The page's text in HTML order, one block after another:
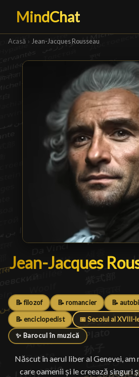
MindChat
Acasă › Jean-Jacques Rousseau
Jean-Jacques
Jean-Jacques
📝 filozof 📝 romancier 📝
📝 enciclopedist 📅 Secolul al XVIII-
✨ Barocul în muzică
Născut în aerul liber al Genevei,
care oamenii și le creează singuri